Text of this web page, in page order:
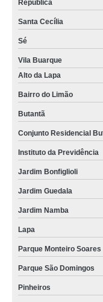
assistencia tecnica
assistencia tecnica
serviço de assistencia
serviço de assistencia
Leopoldina
assistencia tecnica
empresa de assistencia
assistencia tecnica
assistencia tecnica
empresa de assistencia
assistencia tecnica para
empresa de assistencia
serviço de assistencia
assistencia tecnica
República
Santa Cecília
Sé
Vila Buarque
Alto da Lapa
Bairro do Limão
Butantã
Conjunto Residencial
Instituto da Previdência
Jardim Bonfiglioli
Jardim Guedala
Jardim Namba
Lapa
Parque Monteiro Soares
Parque São Domingos
Pinheiros